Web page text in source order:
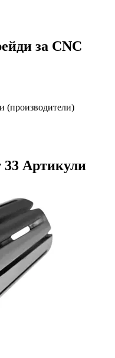
за CNC
(производители)
Артикули